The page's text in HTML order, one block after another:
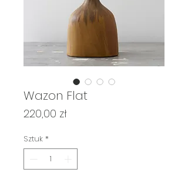
Wazon Flat
220,00 złCena
Sztuk *